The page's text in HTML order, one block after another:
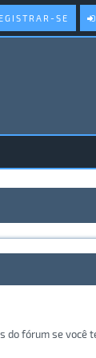
SE
do fórum se você